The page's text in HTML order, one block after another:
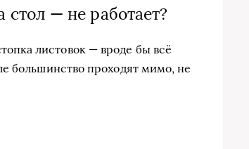
— не работает?
листовок — вроде бы всё
большинство проходят мимо, не